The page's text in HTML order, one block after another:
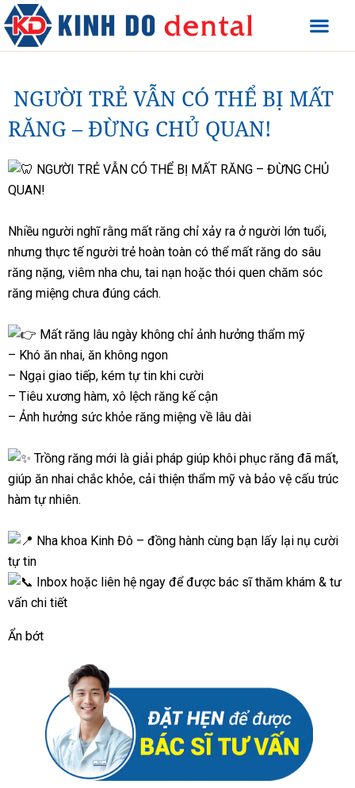
NGƯỜI TRẺ VẪN CÓ THỂ BỊ MẤT
RĂNG – ĐỪNG CHỦ QUAN!
NGƯỜI TRẺ VẪN CÓ THỂ BỊ MẤT RĂNG – ĐỪNG CHỦ
QUAN!
Nhiều người nghĩ rằng mất răng chỉ xảy ra ở người lớn tuổi,
nhưng thực tế người trẻ hoàn toàn có thể mất răng do sâu
răng nặng, viêm nha chu, tai nạn hoặc thói quen chăm sóc
răng miệng chưa đúng cách.
Mất răng lâu ngày không chỉ ảnh hưởng thẩm mỹ
– Khó ăn nhai, ăn không ngon
– Ngại giao tiếp, kém tự tin khi cười
– Tiêu xương hàm, xô lệch răng kế cận
– Ảnh hưởng sức khỏe răng miệng về lâu dài
Trồng răng mới là giải pháp giúp khôi phục răng đã mất,
giúp ăn nhai chắc khỏe, cải thiện thẩm mỹ và bảo vệ cấu trúc
hàm tự nhiên.
Nha khoa Kinh Đô – đồng hành cùng bạn lấy lại nụ cười
tự tin
Inbox hoặc liên hệ ngay để được bác sĩ thăm khám & tư
vấn chi tiết
Ẩn bớt